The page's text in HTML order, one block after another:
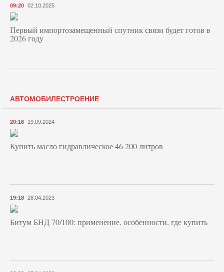
09:20 02.10.2025
Первый импортозамещенный спутник связи будет готов в
2026 году
АВТОМОБИЛЕСТРОЕНИЕ
20:16 19.09.2024
Купить масло гидравлическое 46 200 литров
19:18 28.04.2023
Битум БНД 70/100: применение, особенности, где купить